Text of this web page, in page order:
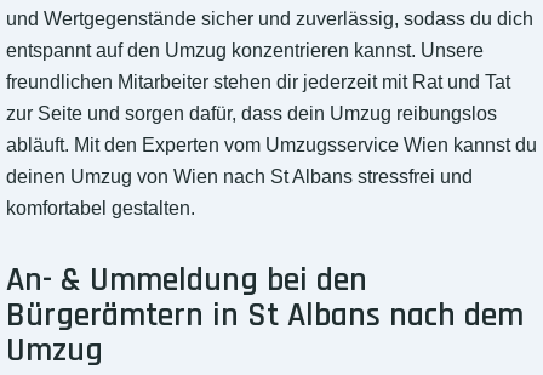
und Wertgegenstände sicher und zuverlässig, sodass du dich
entspannt auf den Umzug konzentrieren kannst. Unsere
freundlichen Mitarbeiter stehen dir jederzeit mit Rat und Tat
zur Seite und sorgen dafür, dass dein Umzug reibungslos
abläuft. Mit den Experten vom Umzugsservice Wien kannst du
deinen Umzug von Wien nach St Albans stressfrei und
komfortabel gestalten.
An- & Ummeldung bei den
Bürgerämtern in St Albans nach dem
Umzug